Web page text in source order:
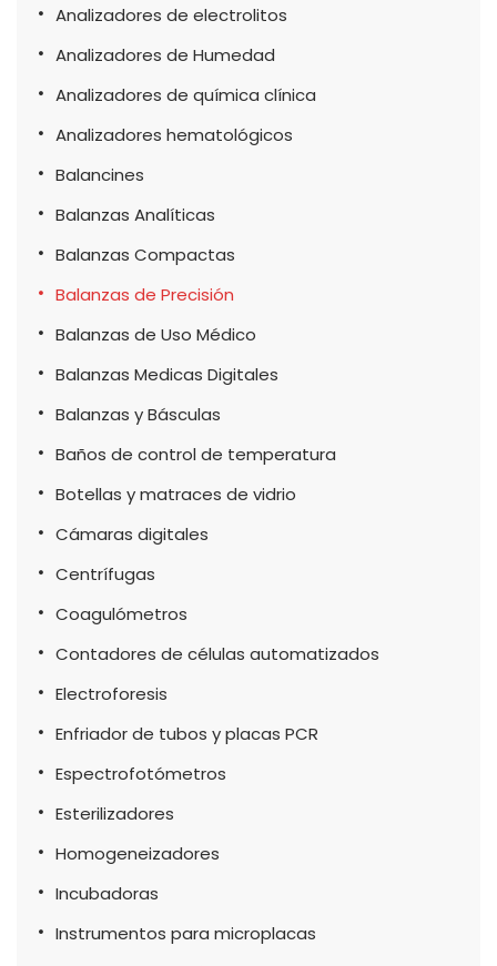
Analizadores de electrolitos
Analizadores de Humedad
Analizadores de química clínica
Analizadores hematológicos
Balancines
Balanzas Analíticas
Balanzas Compactas
Balanzas de Precisión
Balanzas de Uso Médico
Balanzas Medicas Digitales
Balanzas y Básculas
Baños de control de temperatura
Botellas y matraces de vidrio
Cámaras digitales
Centrífugas
Coagulómetros
Contadores de células automatizados
Electroforesis
Enfriador de tubos y placas PCR
Espectrofotómetros
Esterilizadores
Homogeneizadores
Incubadoras
Instrumentos para microplacas